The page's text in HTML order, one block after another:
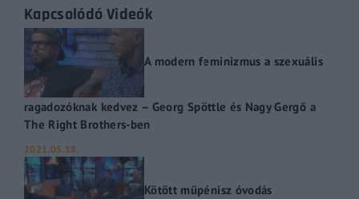
Kapcsolódó Videók
A modern feminizmus a szexuális
ragadozóknak kedvez – Georg Spöttle és Nagy Gergő a
The Right Brothers-ben
2021.05.18.
Kötött műpénisz óvodás